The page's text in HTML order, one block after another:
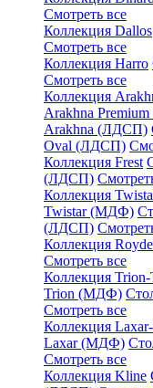
Смотреть все
Коллекция Dallos
Смотреть все
Коллекция Harro
Смотреть все
Коллекция
Arakhna
Arakhna (ЛДСП)
Oval (ЛДСП)
Коллекция Frest
(ЛДСП)
Коллекция
Twistar (МДФ)
(ЛДСП)
Коллекция
Смотреть все
Коллекция Trion-
Trion (МДФ)
Смотреть все
Коллекция
Laxar (МДФ)
Смотреть все
Коллекция Kline